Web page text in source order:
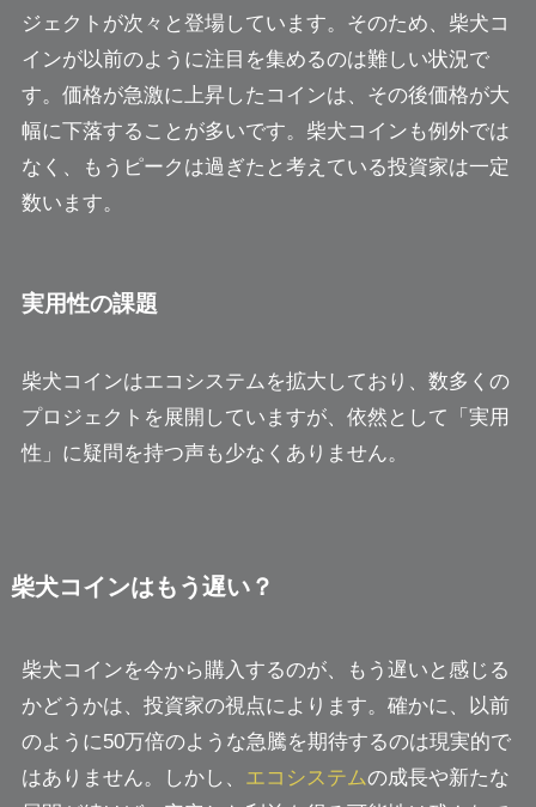
ジェクトが次々と登場しています。そのため、柴犬コ
インが以前のように注目を集めるのは難しい状況で
す。価格が急激に上昇したコインは、その後価格が大
幅に下落することが多いです。柴犬コインも例外では
なく、もうピークは過ぎたと考えている投資家は一定
数います。
実用性の課題
柴犬コインはエコシステムを拡大しており、数多くの
プロジェクトを展開していますが、依然として「実用
性」に疑問を持つ声も少なくありません。
柴犬コインはもう遅い？
柴犬コインを今から購入するのが、もう遅いと感じる
かどうかは、投資家の視点によります。確かに、以前
のように50万倍のような急騰を期待するのは現実的で
はありません。しかし、 エコシステムの成長や新たな